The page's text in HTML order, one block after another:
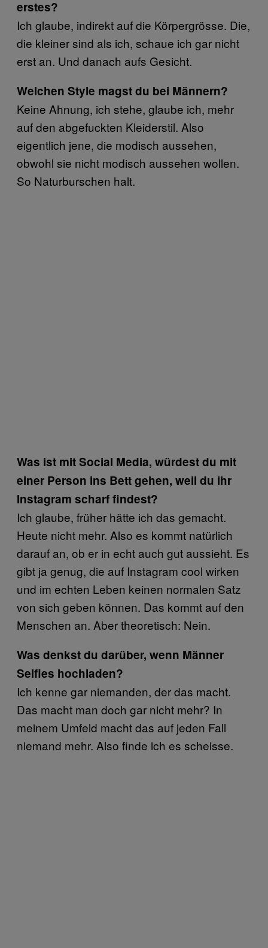
erstes?
Ich glaube, indirekt auf die Körpergrösse. Die,
die kleiner sind als ich, schaue ich gar nicht
erst an. Und danach aufs Gesicht.
Welchen Style magst du bei Männern?
Keine Ahnung, ich stehe, glaube ich, mehr
auf den abgefuckten Kleiderstil. Also
eigentlich jene, die modisch aussehen,
obwohl sie nicht modisch aussehen wollen.
So Naturburschen halt.
Was ist mit Social Media, würdest du mit
einer Person ins Bett gehen, weil du ihr
Instagram scharf findest?
Ich glaube, früher hätte ich das gemacht.
Heute nicht mehr. Also es kommt natürlich
darauf an, ob er in echt auch gut aussieht. Es
gibt ja genug, die auf Instagram cool wirken
und im echten Leben keinen normalen Satz
von sich geben können. Das kommt auf den
Menschen an. Aber theoretisch: Nein.
Was denkst du darüber, wenn Männer
Selfies hochladen?
Ich kenne gar niemanden, der das macht.
Das macht man doch gar nicht mehr? In
meinem Umfeld macht das auf jeden Fall
niemand mehr. Also finde ich es scheisse.